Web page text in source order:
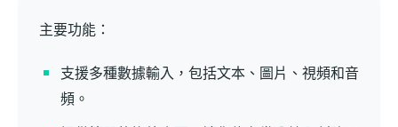
主要功能：
支援多種數據輸入，包括文本、圖片、視頻和音
頻。